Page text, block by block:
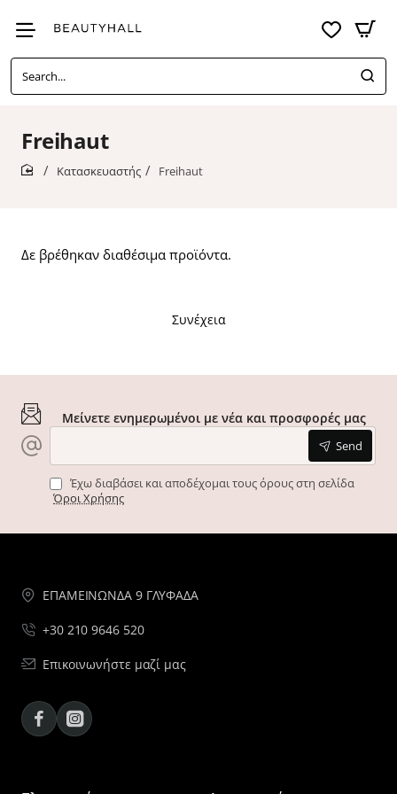
Search...
Freihaut
Κατασκευαστής Freihaut
Δε βρέθηκαν διαθέσιμα προϊόντα.
Συνέχεια
Μείνετε ενημερωμένοι με νέα και προσφορές μας
Send
Έχω διαβάσει και αποδέχομαι τους όρους στη σελίδα
Όροι Χρήσης
ΕΠΑΜΕΙΝΩΝΔΑ 9 ΓΛΥΦΑΔΑ
+30 210 9646 520
Επικοινωνήστε μαζί μας
FacebookInstagram